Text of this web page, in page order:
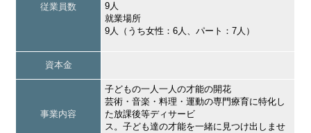
従業員数
9人
就業場所
9人（うち女性：6人、パート：7人）
資本金
事業内容
子どもの一人一人の才能の開花
芸術・音楽・料理・運動の専門療育に特化し
た放課後等ディサービ
ス。子ども達の才能を一緒に見つけ出しませ